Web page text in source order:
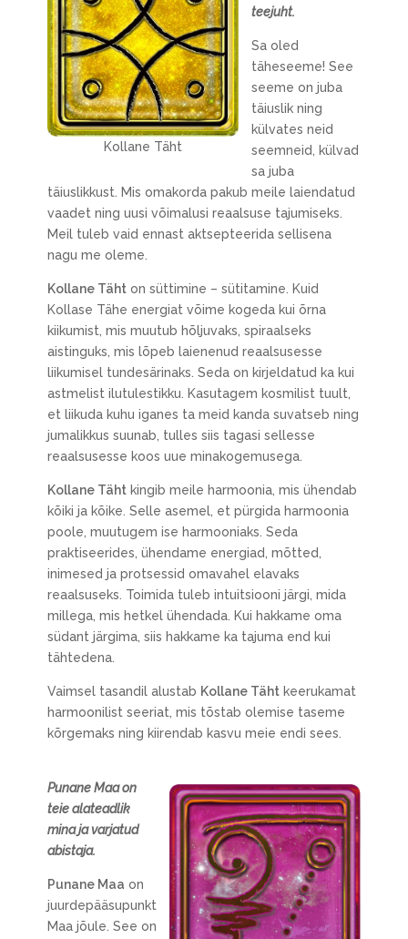
Kollane Täht
teejuht.
Sa oled
täheseeme! See
seeme on juba
täiuslik ning
külvates neid
seemneid, külvad
sa juba
täiuslikkust. Mis omakorda pakub meile laiendatud
vaadet ning uusi võimalusi reaalsuse tajumiseks.
Meil tuleb vaid ennast aktsepteerida sellisena
nagu me oleme.
Kollane Tähton süttimine – sütitamine. Kuid
Kollase Tähe energiat võime kogeda kui õrna
kiikumist, mis muutub hõljuvaks, spiraalseks
aistinguks, mis lõpeb laienenud reaalsusesse
liikumisel tundesärinaks. Seda on kirjeldatud ka kui
astmelist ilutulestikku. Kasutagem kosmilist tuult,
et liikuda kuhu iganes ta meid kanda suvatseb ning
jumalikkus suunab, tulles siis tagasi sellesse
reaalsusesse koos uue minakogemusega.
Kollane Tähtkingib meile harmoonia, mis ühendab
kõiki ja kõike. Selle asemel, et pürgida harmoonia
poole, muutugem ise harmooniaks. Seda
praktiseerides, ühendame energiad, mõtted,
inimesed ja protsessid omavahel elavaks
reaalsuseks. Toimida tuleb intuitsiooni järgi, mida
millega, mis hetkel ühendada. Kui hakkame oma
südant järgima, siis hakkame ka tajuma end kui
tähtedena.
Vaimsel tasandil alustab Kollane Tähtkeerukamat
harmoonilist seeriat, mis tõstab olemise taseme
kõrgemaks ning kiirendab kasvu meie endi sees.
Punane Maa on
teie alateadlik
mina ja varjatud
abistaja.
Punane Maa on
juurdepääsupunkt
Maa jõule. See on